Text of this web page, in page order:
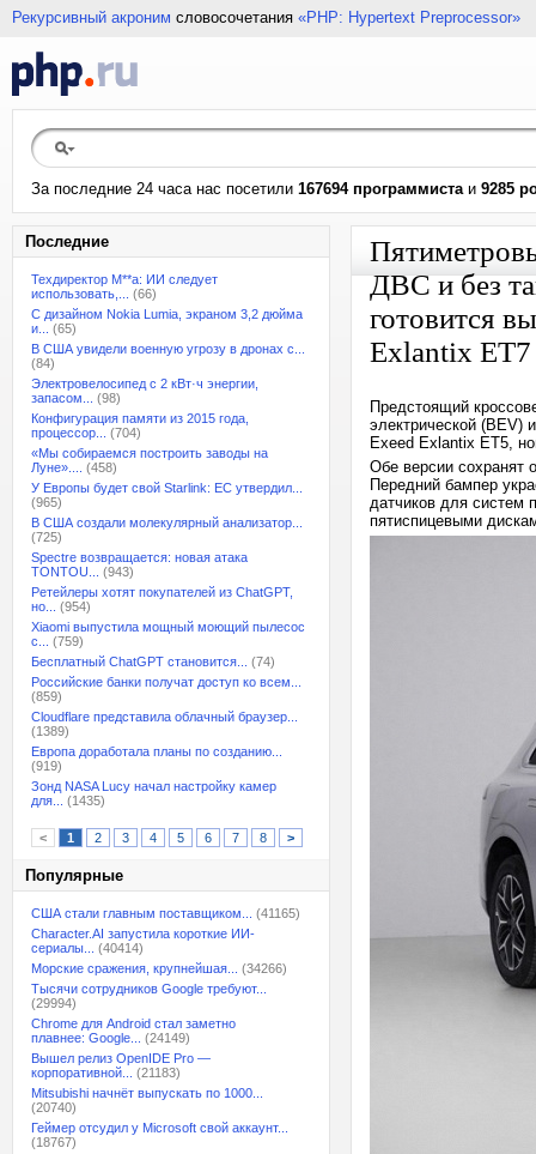
Рекурсивный акроним словосочетания «PHP: Hypertext Preprocessor»
За последние 24 часа нас посетили 167694 программистаи 9285
Последние
Техдиректор M**a: ИИ следует
использовать,...
(66)
С дизайном Nokia Lumia, экраном 3,2 дюйма
и...
(65)
В США увидели военную угрозу в дронах с...
(84)
Электровелосипед с 2 кВт·ч энергии,
запасом...
(98)
Конфигурация памяти из 2015 года,
процессор...
(704)
«Мы собираемся построить заводы на
Луне»....
(458)
У Европы будет свой Starlink: ЕС утвердил...
(965)
В США создали молекулярный анализатор...
(725)
Spectre возвращается: новая атака
TONTOU...
(943)
Ретейлеры хотят покупателей из ChatGPT,
но...
(954)
Xiaomi выпустила мощный моющий пылесос
с...
(759)
Бесплатный ChatGPT становится...
(74)
Российские банки получат доступ ко всем...
(859)
Cloudflare представила облачный браузер...
(1389)
Европа доработала планы по созданию...
(919)
Зонд NASA Lucy начал настройку камер
для...
(1435)
< 1 2 3 4 5 6 7 8 >
Популярные
США стали главным поставщиком...
(41165)
Character.AI запустила короткие ИИ-
сериалы...
(40414)
Морские сражения, крупнейшая...
(34266)
Тысячи сотрудников Google требуют...
(29994)
Chrome для Android стал заметно
плавнее: Google...
(24149)
Вышел релиз OpenIDE Pro —
корпоративной...
(21183)
Mitsubishi начнёт выпускать по 1000...
(20740)
Геймер отсудил у Microsoft свой аккаунт...
(18767)
ДВС и без
готовится
Exlantix ET7
Предстоящий
электрической (BEV)
Exeed Exlantix ET5,
Обе версии сохранят
Передний бампер
датчиков для систем
пятиспицевыми